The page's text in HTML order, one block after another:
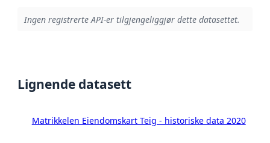
Ingen registrerte API-er tilgjengeliggjør dette datasettet.
Lignende datasett
Matrikkelen Eiendomskart Teig - historiske data 2020